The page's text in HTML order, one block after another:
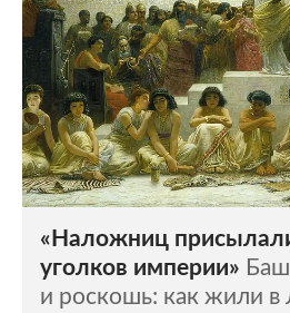
Экономика
Наука и техника
Культура
Ценности
Из жизни
«Наложниц
уголков империи»
и роскошь: как жили в